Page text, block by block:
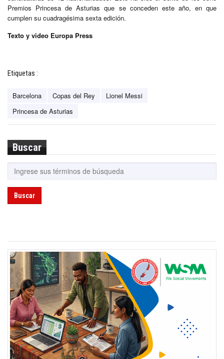
Premios Princesa de Asturias que se conceden este año, en que
cumplen su cuadragésima sexta edición.
Texto y video Europa Press
Etiquetas :
Barcelona Copas del Rey
Lionel Messi
Princesa de Asturias
Buscar
Buscar